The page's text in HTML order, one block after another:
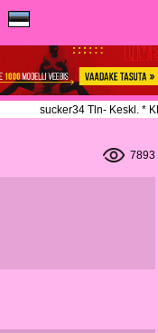
sucker34 Tln- Keskl. *
7893